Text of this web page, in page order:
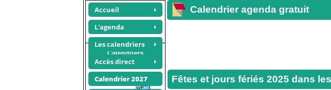
Accueil
L'agenda
Les calendriers
Accès direct
Calendrier 2027
Calendrier agenda gratuit
Fêtes et jours fériés 2025 dans
Calendriers
photos
Recommander ce site